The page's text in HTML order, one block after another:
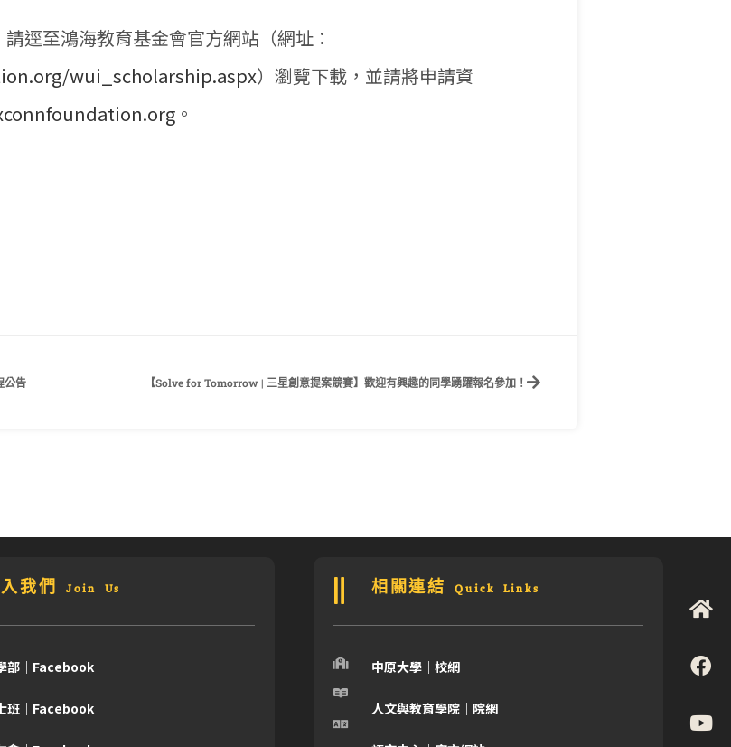
逕至鴻海教育基金會官方網站（網址：
wui_scholarship.aspx）瀏覽下載，並請將申請資
。
公告 【Solve for Tomorrow | 三星創意提案競賽】歡迎有興趣的同學踴躍報名參加！
我們 Join Us
部｜Facebook
班｜Facebook
相關連結 Quick Links
中原大學｜校網
人文與教育學院｜院網